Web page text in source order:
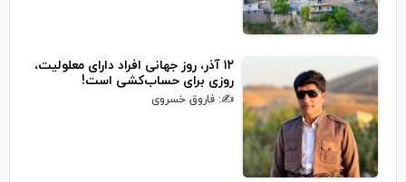
۱۲ آذر، روز جهانی افراد دارای معلولیت،
روزی برای حساب‌کشی است!
✍: فاروق خسروی